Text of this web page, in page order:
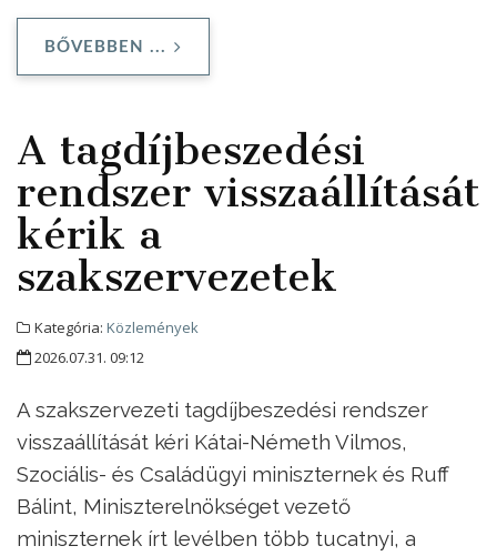
BŐVEBBEN ...
A tagdíjbeszedési
rendszer visszaállítását
kérik a
szakszervezetek
Kategória: Közlemények
2026.07.31. 09:12
A szakszervezeti tagdíjbeszedési rendszer
visszaállítását kéri Kátai-Németh Vilmos,
Szociális- és Családügyi miniszternek és Ruff
Bálint, Miniszterelnökséget vezető
miniszternek írt levélben több tucatnyi, a